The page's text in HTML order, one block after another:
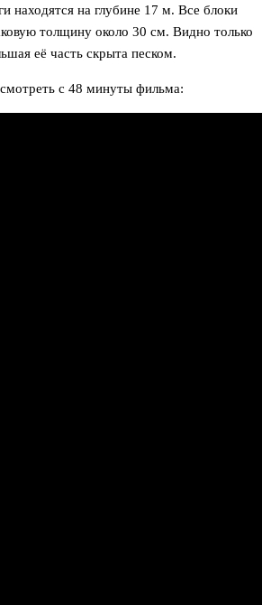
находятся на глубине 17 м. Все блоки
толщину около 30 см. Видно только
её часть скрыта песком.
с 48 минуты фильма: